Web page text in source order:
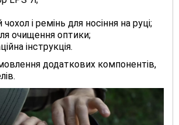
і ремінь для носіння на руці;
очищення оптики;
інструкція.
додаткових компонентів,